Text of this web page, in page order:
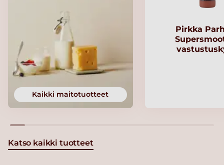
Kaikki maitotuotteet
Pirkka
Katso kaikki tuotteet